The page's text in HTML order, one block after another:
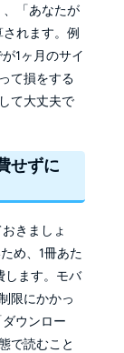
、「あなたが
れます。例
1ヶ月のサイ
て損をする
て大丈夫で
せずに
きましょ
め、1冊あた
します。モバ
限にかかっ
ウンロー
で読むこと